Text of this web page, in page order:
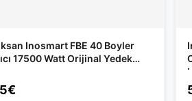
Inosmart FBE 40 Boyler
17500 Watt Orijinal Yedek